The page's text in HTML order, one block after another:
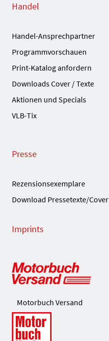
Handel
Handel-Ansprechpartner
Programmvorschauen
Print-Katalog anfordern
Downloads Cover / Texte
Aktionen und Specials
VLB-Tix
Presse
Rezensionsexemplare
Download Pressetexte/Cover
Imprints
Motorbuch Versand